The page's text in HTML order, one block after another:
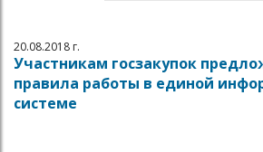
20.08.2018 г.
Участникам госзакупок
правила работы в единой
системе